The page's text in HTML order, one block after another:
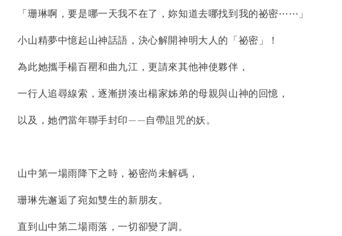
「珊琳啊，要是哪一天我不在了，妳知道去哪找到我的祕密⋯⋯」
小山精夢中憶起山神話語，決心解開神明大人的「祕密」！
為此她攜手楊百罌和曲九江，更請來其他神使夥伴，
一行人追尋線索，逐漸拼湊出楊家姊弟的母親與山神的回憶，
以及，她們當年聯手封印——自帶詛咒的妖。
山中第一場雨降下之時，祕密尚未解碼，
珊琳先邂逅了宛如雙生的新朋友。
直到山中第二場雨落，一切卻變了調。